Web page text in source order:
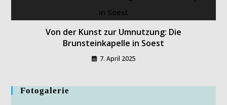
Von der Kunst zur Umnutzung: Die
Brunsteinkapelle in Soest
7. April 2025
Fotogalerie